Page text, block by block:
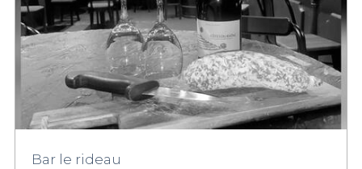
Bar le rideau